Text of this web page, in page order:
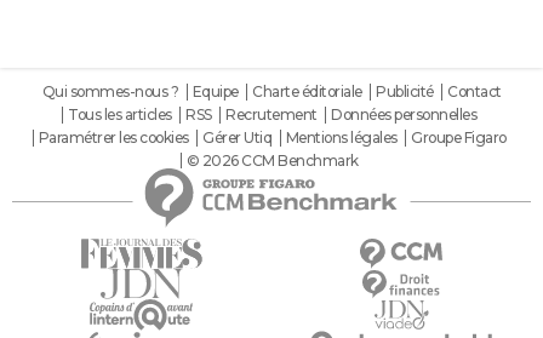
Qui sommes-nous ? Equipe Charte éditoriale Publicité
Contact
Tous les articles
RSS Recrutement
Données personnelles
Paramétrer les cookies
Gérer Utiq Mentions légales
Groupe Figaro
© 2026 CCM Benchmark